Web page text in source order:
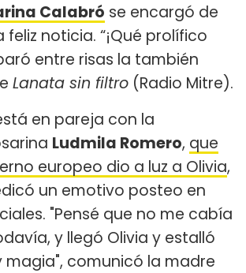
Calabró se encargó de
noticia. “¡Qué prolífico
entre risas la también
Lanata sin filtro (Radio Mitre).
en pareja con la
Ludmila Romero, que
europeo dio a luz a Olivia,
un emotivo posteo en
"Pensé que no me cabía
y llegó Olivia y estalló
magia", comunicó la madre